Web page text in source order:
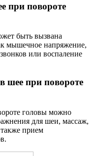
при повороте
быть вызвана
мышечное напряжение,
или воспаление
шее при повороте
головы можно
для шеи, массаж,
прием